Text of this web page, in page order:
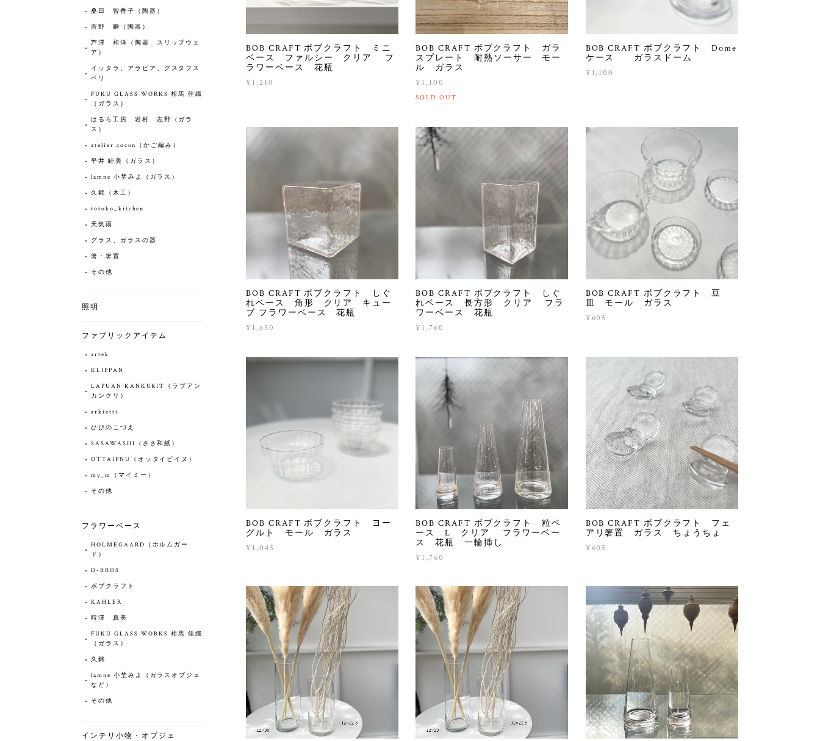
BOB CRAFT ボブクラフト ミニ
ベース ファルシー クリア フ
ラワーベース 花瓶
¥1,210
BOB CRAFT ボブクラフト ガラ
スプレート 耐熱ソーサー モー
ル ガラス
¥1,100
SOLD OUT
BOB CRAFT ボブクラフト Dome
ケース ガラスドーム
¥1,100
BOB CRAFT ボブクラフト しぐ
れベース 角形 クリア キュー
ブ フラワーベース 花瓶
¥1,650
BOB CRAFT ボブクラフト しぐ
れベース 長方形 クリア フラ
ワーベース 花瓶
¥1,760
BOB CRAFT ボブクラフト 豆
皿 モール ガラス
¥605
BOB CRAFT ボブクラフト ヨー
グルト モール ガラス
¥1,045
BOB CRAFT ボブクラフト 粒ベ
ース L クリア フラワーベー
ス 花瓶 一輪挿し
¥1,760
BOB CRAFT ボブクラフト フェ
アリ箸置 ガラス ちょうちょ
¥605
桑田 智香子（陶器）
吉野 瞬（陶器）
芦澤 和洋（陶器 スリップウェ
ア）
イッタラ、アラビア、グスタフス
ベリ
FUKU GLASS WORKS 相馬 佳織
（ガラス）
はるら工房 岩村 志野（ガラ
ス）
atelier cocon（かご編み）
平井 睦美（ガラス）
lamne 小埜みよ（ガラス）
久銘（木工）
totoko_kitchen
天気雨
グラス、ガラスの器
箸・箸置
その他
照明
ファブリックアイテム
artek
KLIPPAN
LAPUAN KANKURIT（ラプアン
カンクリ）
arkietti
ひびのこづえ
SASAWASHI（ささ和紙）
OTTAIPNU（オッタイピイヌ）
my_m（マイミー）
その他
フラワーベース
HOLMEGAARD（ホルムガー
ド）
D-BROS
ボブクラフト
KAHLER
時澤 真美
FUKU GLASS WORKS 相馬 佳織
（ガラス）
久銘
lamne 小埜みよ（ガラスオブジェ
など）
その他
インテリ小物・オブジェ